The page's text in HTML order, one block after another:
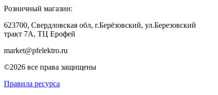
Розничный магазин:
623700, Свердловская обл, г.Берёзовский, ул.Березовский
тракт 7А, ТЦ Ерофей
market@pfelektro.ru
©2026 все права защищены
Правила ресурса